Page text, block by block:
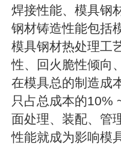
焊接性能、模具钢
钢材铸造性能包括
模具钢材热处理工
性、回火脆性倾向
在模具总的制造成
只占总成本的10%
面处理、装配、管
性能就成为影响模